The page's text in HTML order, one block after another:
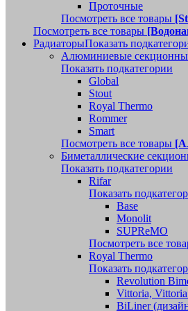
Проточные
Посмотреть все товары
Посмотреть все товары
РадиаторыПоказать
Алюминиевые
Показать подкатегории
Global
Stout
Royal Thermo
Rommer
Smart
Посмотреть все товары
Биметаллические
Показать подкатегории
Rifar
Показать
Base
Monolit
SUPReMO
Посмотреть все
Royal Thermo
Показать
Revolution
Vittoria,
BiLiner